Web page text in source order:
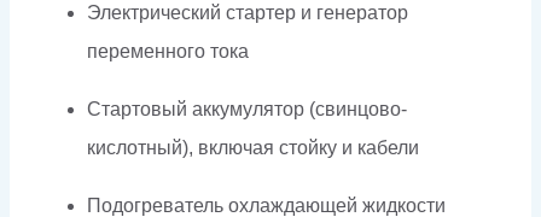
Электрический стартер и генератор
переменного тока
Стартовый аккумулятор (свинцово-
кислотный), включая стойку и кабели
Подогреватель охлаждающей жидкости